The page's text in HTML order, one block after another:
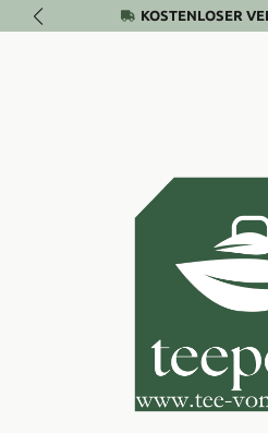
Zum Hauptinhalt springen
KOSTENLOSER